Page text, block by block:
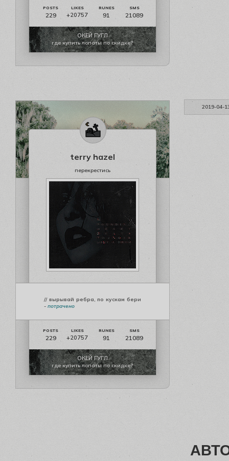
229 +20757 91 21089
ОКЕЙ ГУГЛ
где купить лопаты по скидке?
2019-04-
terry hazel
перекрестись
// вырывай ребра, по кускам бери
- потрачено
229 +20757 91 21089
ОКЕЙ ГУГЛ
где купить лопаты по скидке?